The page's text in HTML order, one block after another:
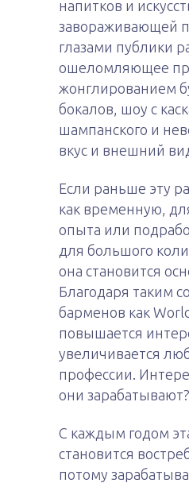
напитков и
завораживающей
глазами публики
ошеломляющее
жонглированием
бокалов, шоу с
шампанского и
вкус и внешний
Если раньше эту
как временную,
опыта или
для большого
она становится
Благодаря таким
барменов как
повышается
увеличивается
профессии.
они зарабатывают?
С каждым годом
становится
потому